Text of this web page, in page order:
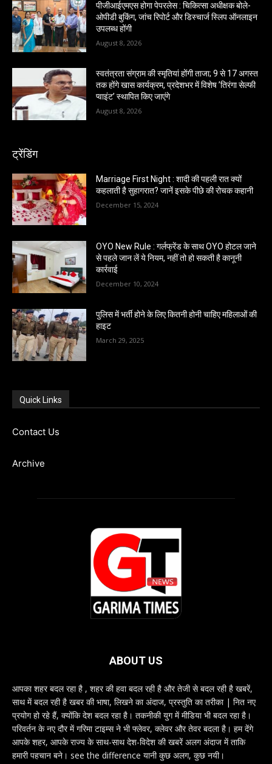
पीजीआईएमएस होगा पेपरलेस : चिकित्सा अधीक्षक बोले-
ओपीडी बुकिंग, जांच रिपोर्ट और डिस्चार्ज स्लिप ऑनलाइन
उपलब्ध होंगी
August 8, 2026
स्वतंत्रता संग्राम की स्मृतियां होंगी ताजा; 9 से 17 अगस्त
तक होंगे खास कार्यक्रम, प्रदेशभर में विशेष ’तिरंगा सेल्फी
प्वाइंट’ स्थापित किए जाएंगे
August 8, 2026
ट्रेंडिंग
Marriage First Night : शादी की पहली रात क्यों
कहलाती है सुहागरात? जानें इसके पीछे की रोचक कहानी
December 15, 2024
OYO New Rule : गर्लफ्रेंड के साथ OYO होटल जाने
से पहले जान लें ये नियम, नहीं तो हो सकती है कानूनी
कार्रवाई
December 10, 2024
पुलिस में भर्ती होने के लिए कितनी होनी चाहिए महिलाओं की
हाइट
March 29, 2025
Quick Links
Contact Us
Archive
ABOUT US
आपका शहर बदल रहा है , शहर की हवा बदल रही है और तेजी से बदल रही है खबरें,
साथ में बदल रही है खबर की भाषा, लिखने का अंदाज, प्रस्तुति का तरीका | नित नए
प्रयोग हो रहे हैं, क्योंकि देश बदल रहा है। तकनीकी युग में मीडिया भी बदल रहा है।
परिवर्तन के नए दौर में गरिमा टाइम्स ने भी फ्लेवर, क्लेवर और तेवर बदला है। हम देंगे
आपके शहर, आपके राज्य के साथ-साथ देश-विदेश की खबरें अलग अंदाज में ताकि
हमारी पहचान बने। see the difference यानी कुछ अलग, कुछ नयी।